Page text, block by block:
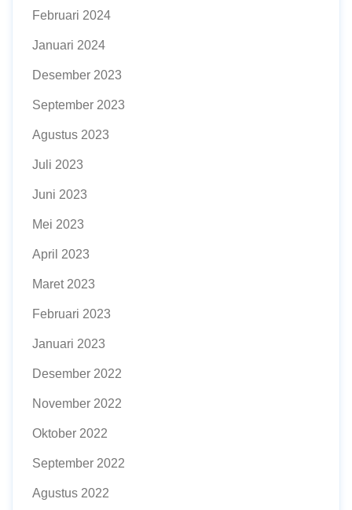
Februari 2024
Januari 2024
Desember 2023
September 2023
Agustus 2023
Juli 2023
Juni 2023
Mei 2023
April 2023
Maret 2023
Februari 2023
Januari 2023
Desember 2022
November 2022
Oktober 2022
September 2022
Agustus 2022